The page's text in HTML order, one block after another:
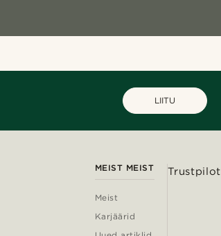
LIITU
MEIST MEIST
Meist
Karjäärid
Trustpilot